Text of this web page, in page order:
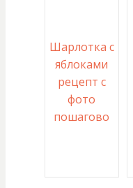
Шарлотка с
яблоками
рецепт с
фото
пошагово